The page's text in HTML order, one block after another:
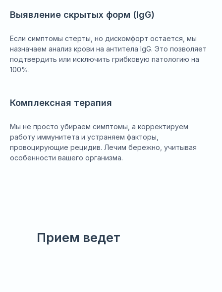
Выявление скрытых форм (IgG)
Если симптомы стерты, но дискомфорт остается, мы
назначаем анализ крови на антитела IgG. Это позволяет
подтвердить или исключить грибковую патологию на
100%.
Комплексная терапия
Мы не просто убираем симптомы, а корректируем
работу иммунитета и устраняем факторы,
провоцирующие рецидив. Лечим бережно, учитывая
особенности вашего организма.
Прием ведет